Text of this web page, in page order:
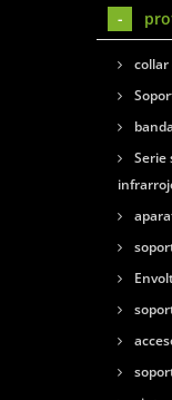
collar
Serie